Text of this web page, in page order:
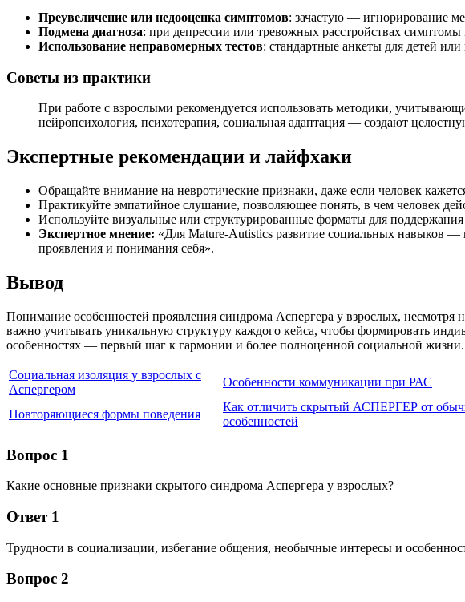
Преувеличение или недооценка симптомов: зачастую — игнорирование
Подмена диагноза: при депрессии или тревожных расстройствах
Использование неправомерных тестов: стандартные анкеты для детей
Советы из практики
При работе с взрослыми рекомендуется использовать методики,
нейропсихология, психотерапия, социальная адаптация — создают
Экспертные рекомендации и лайфхаки
Обращайте внимание на невротические признаки, даже если человек
Практикуйте эмпатийное слушание, позволяющее понять, в чем человек
Используйте визуальные или структурированные форматы для
Экспертное мнение: «Для Mature-Autistics развитие социальных навыков —
проявления и понимания себя».
Вывод
Понимание особенностей проявления синдрома Аспергера у взрослых,
важно учитывать уникальную структуру каждого кейса, чтобы формировать
особенностях — первый шаг к гармонии и более полноценной социальной жизни.
Социальная изоляция у взрослых с
Аспергером
Особенности коммуникации при РАС
Повторяющиеся формы поведения
Как отличить скрытый АСПЕРГЕР от
особенностей
Вопрос 1
Какие основные признаки скрытого синдрома Аспергера у взрослых?
Ответ 1
Трудности в социализации, избегание общения, необычные интересы и
Вопрос 2